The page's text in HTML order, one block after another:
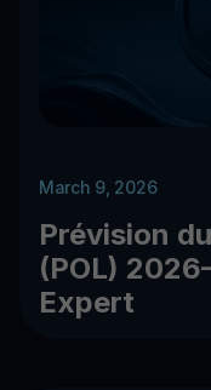
March 9, 2026
Prévision
(POL)
Expert